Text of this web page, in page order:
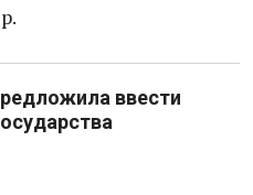
ввести